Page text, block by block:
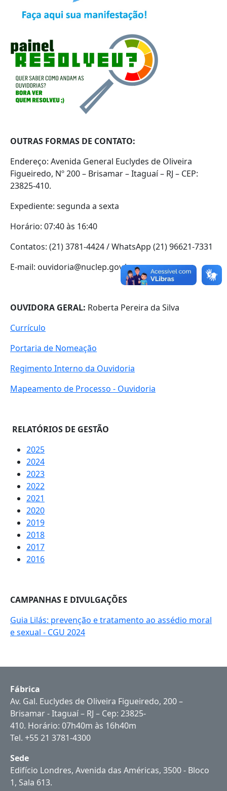
OUTRAS FORMAS DE CONTATO:
Endereço: Avenida General Euclydes de Oliveira
Figueiredo, Nº 200 – Brisamar – Itaguaí – RJ – CEP:
23825-410.
Expediente: segunda a sexta
Horário: 07:40 às 16:40
Contatos: (21) 3781-4424 / WhatsApp (21) 96621-7331
E-mail: ouvidoria@nuclep.gov.br
OUVIDORA GERAL: Roberta Pereira da Silva
Currículo
Portaria de Nomeação
Regimento Interno da Ouvidoria
Mapeamento de Processo - Ouvidoria
RELATÓRIOS DE GESTÃO
2025
2024
2023
2022
2021
2020
2019
2018
2017
2016
CAMPANHAS E DIVULGAÇÕES
Guia Lilás: prevenção e tratamento ao assédio moral
e sexual - CGU 2024
Fábrica
Av. Gal. Euclydes de Oliveira Figueiredo, 200 –
Brisamar - Itaguaí – RJ – Cep: 23825-
410. Horário: 07h40m às 16h40m
Tel. +55 21 3781-4300
Sede
Edifício Londres, Avenida das Américas, 3500 - Bloco
1, Sala 613.